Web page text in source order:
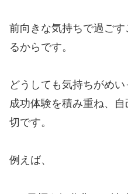
前向きな気持ちで過ご
るからです。
どうしても気持ちがめ
成功体験を積み重ね、
切です。
例えば、